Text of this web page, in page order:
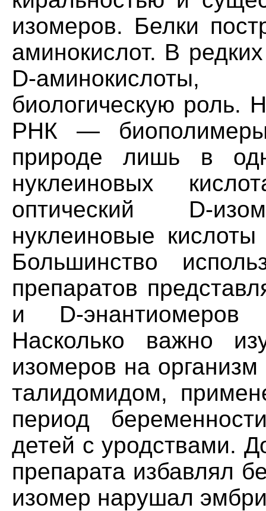
изомеров. Белки
аминокислот. В
D-
биологическую роль.
РНК —
природе лишь в
нуклеиновых
оптический D-
нуклеиновые
Большинство
препаратов
и D-
Насколько важно
изомеров на
талидомидом,
период
детей с уродствами.
препарата избавлял
изомер нарушал